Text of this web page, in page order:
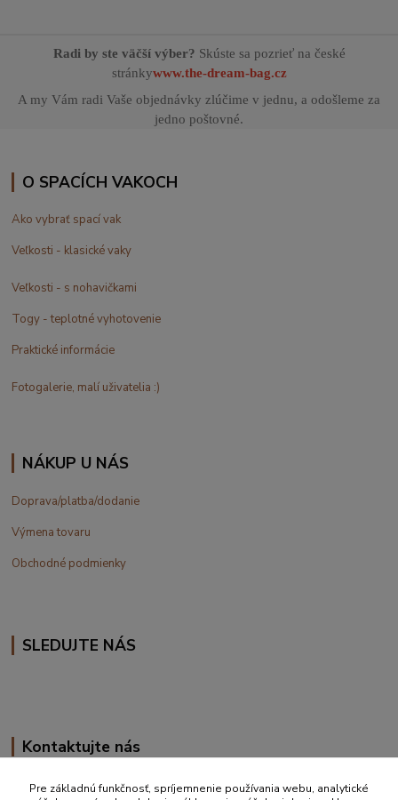
Radi by ste väčší výber? Skúste sa pozrieť na české
stránkywww.the-dream-bag.cz
A my Vám radi Vaše objednávky zlúčime v jednu, a odošleme za
jedno poštovné.
O SPACÍCH VAKOCH
Ako vybrať spací vak
Veľkosti - klasické vaky
Veľkosti - s nohavičkami
Togy - teplotné vyhotovenie
Praktické informácie
Fotogalerie, malí uživatelia :)
NÁKUP U NÁS
Doprava/platba/dodanie
Výmena tovaru
Obchodné podmienky
SLEDUJTE NÁS
Kontaktujte nás
+420 777 610 855
Pre základnú funkčnosť, spríjemnenie používania webu, analytické